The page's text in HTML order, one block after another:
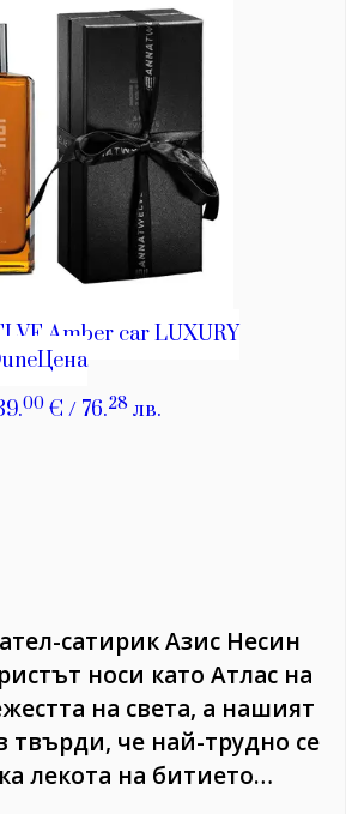
сатирик Азис Несин
носи като Атлас на
на света, а нашият
твърди, че най-трудно се
лекота на битието…